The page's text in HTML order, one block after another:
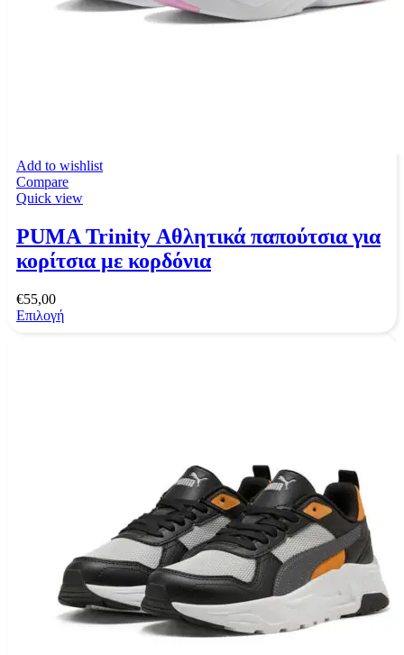
Add to wishlist
Compare
Quick view
PUMA Trinity Αθλητικά παπούτσια για
κορίτσια με κορδόνια
€55,00
Επιλογή